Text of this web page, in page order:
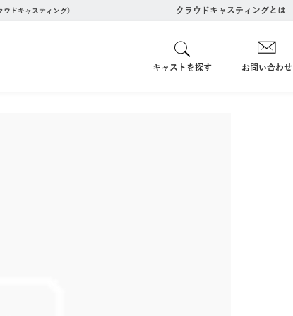
ドキャスティング） クラウドキャスティングとは
キャストを探す お問い合わせ